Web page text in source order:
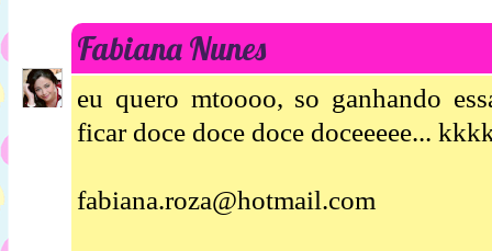
Fabiana Nunes
eu quero mtoooo, so ganhando
ficar doce doce doce doceeeee...
fabiana.roza@hotmail.com